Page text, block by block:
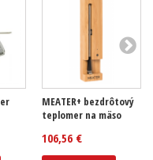
MEATER+ bezdrôtový
teplomer na mäso
106,56 €